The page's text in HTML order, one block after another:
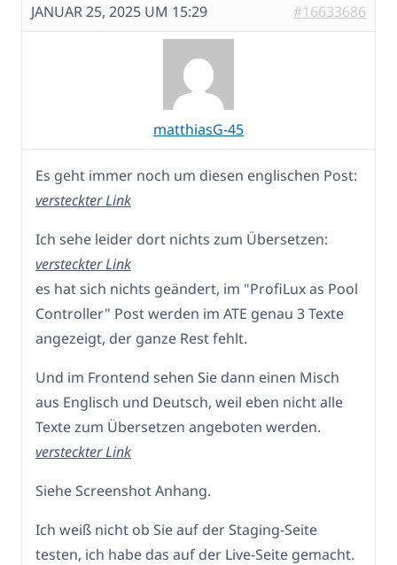
JANUAR 25, 2025 UM 15:29 #16633686
matthiasG-45
Es geht immer noch um diesen englischen Post:
versteckter Link
Ich sehe leider dort nichts zum Übersetzen:
versteckter Link
es hat sich nichts geändert, im "ProfiLux as Pool
Controller" Post werden im ATE genau 3 Texte
angezeigt, der ganze Rest fehlt.
Und im Frontend sehen Sie dann einen Misch
aus Englisch und Deutsch, weil eben nicht alle
Texte zum Übersetzen angeboten werden.
versteckter Link
Siehe Screenshot Anhang.
Ich weiß nicht ob Sie auf der Staging-Seite
testen, ich habe das auf der Live-Seite gemacht.